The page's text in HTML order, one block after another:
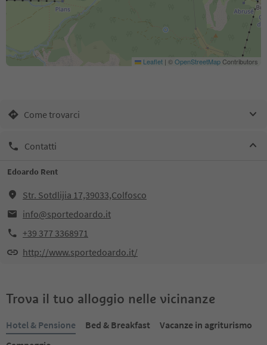
Leaflet | ©OpenStreetMapContributors
Come trovarci
Contatti
Edoardo Rent
Str. Sotdlijia 17,39033,Colfosco
info@sportedoardo.it
+39 377 3368971
http://www.sportedoardo.it/
Trova il tuo alloggio nelle vicinanze
Hotel & Pensione Bed & Breakfast
Vacanze in agriturismo